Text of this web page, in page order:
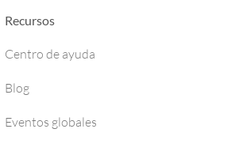
Recursos
Centro de ayuda
Blog
Eventos globales